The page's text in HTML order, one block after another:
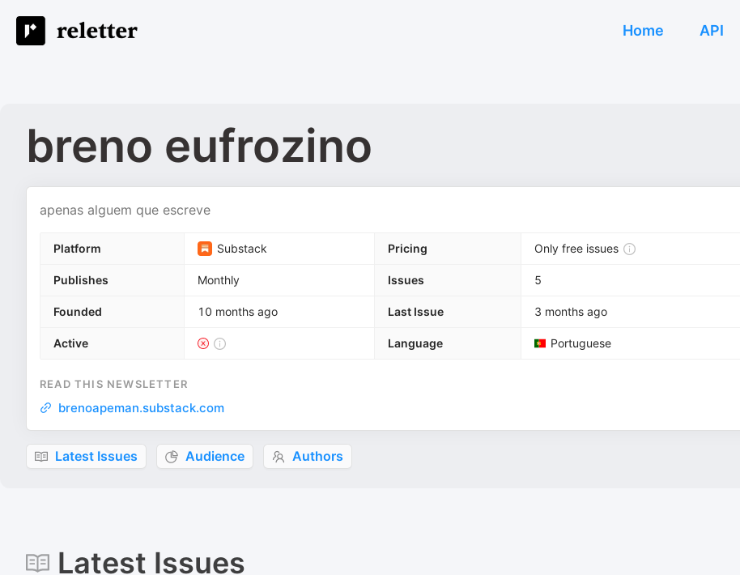
Home API
breno eufrozino
apenas alguem que escreve
Platform Substack Pricing Only free issues
Publishes Monthly Issues 5
Founded 10 months ago Last Issue 3 months ago
Active Language Portuguese
READ THIS NEWSLETTER
brenoapeman.substack.com
Latest Issues Audience Authors
Latest Issues